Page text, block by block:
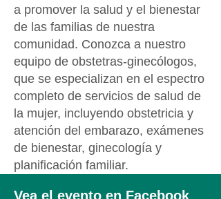
a promover la salud y el bienestar
de las familias de nuestra
comunidad. Conozca a nuestro
equipo de obstetras-ginecólogos,
que se especializan en el espectro
completo de servicios de salud de
la mujer, incluyendo obstetricia y
atención del embarazo, exámenes
de bienestar, ginecología y
planificación familiar.
Vea el evento en Facebook